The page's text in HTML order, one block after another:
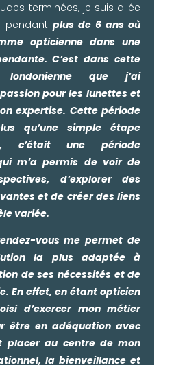
terminées, je suis allée
pendant plus de 6 ans où
opticienne dans une
C’est dans cette
londonienne que j’ai
pour les lunettes et
expertise. Cette période
qu’une simple étape
c’était une période
m’a permis de voir de
d’explorer des
et de créer des liens
variée.
vous me permet de
la plus adaptée à
de ses nécessités et de
En effet, en étant opticien
d’exercer mon métier
être en adéquation avec
placer au centre de mon
la bienveillance et